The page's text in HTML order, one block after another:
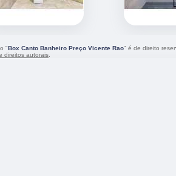
"Box Canto Banheiro Preço Vicente Rao" é de direito
direitos autorais